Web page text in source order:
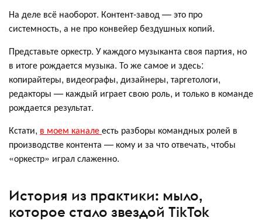
На деле всё наоборот. Контент-завод — это про
системность, а не про конвейер бездушных копий.
Представьте оркестр. У каждого музыканта своя партия, но
в итоге рождается музыка. То же самое и здесь:
копирайтеры, видеографы, дизайнеры, таргетологи,
редакторы — каждый играет свою роль, и только в команде
рождается результат.
Кстати, в моем каналеесть разборы командных ролей в
производстве контента — кому и за что отвечать, чтобы
«оркестр» играл слаженно.
История из практики: мыло,
которое стало звездой TikTok